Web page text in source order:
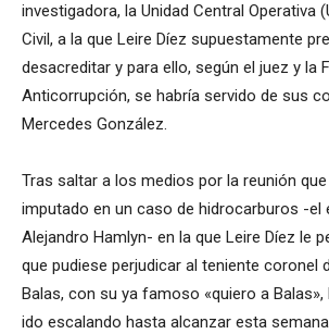
investigadora, la Unidad Central Operativa
Civil, a la que Leire Díez supuestamente
desacreditar y para ello, según el juez y la
Anticorrupción, se habría servido de sus
Mercedes González.
Tras saltar a los medios por la reunión
imputado en un caso de hidrocarburos -el
Alejandro Hamlyn- en la que Leire Díez le
que pudiese perjudicar al teniente coronel
Balas, con su ya famoso «quiero a
ido escalando hasta alcanzar esta